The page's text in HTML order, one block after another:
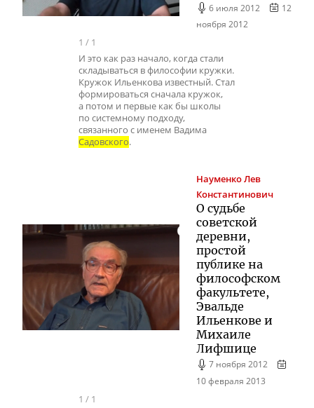
6 июля 2012
12
ноября 2012
1 / 1
И это как раз начало, когда стали
складываться в философии кружки.
Кружок Ильенкова известный. Стал
формироваться сначала кружок,
а потом и первые как бы школы
по системному подходу,
связанного с именем Вадима
Садовского.
НауменкоЛев
Константинович
О судьбе
советской
деревни,
простой
публике на
философском
факультете,
Эвальде
Ильенкове и
Михаиле
Лифшице
7 ноября 2012
10 февраля 2013
1 / 1